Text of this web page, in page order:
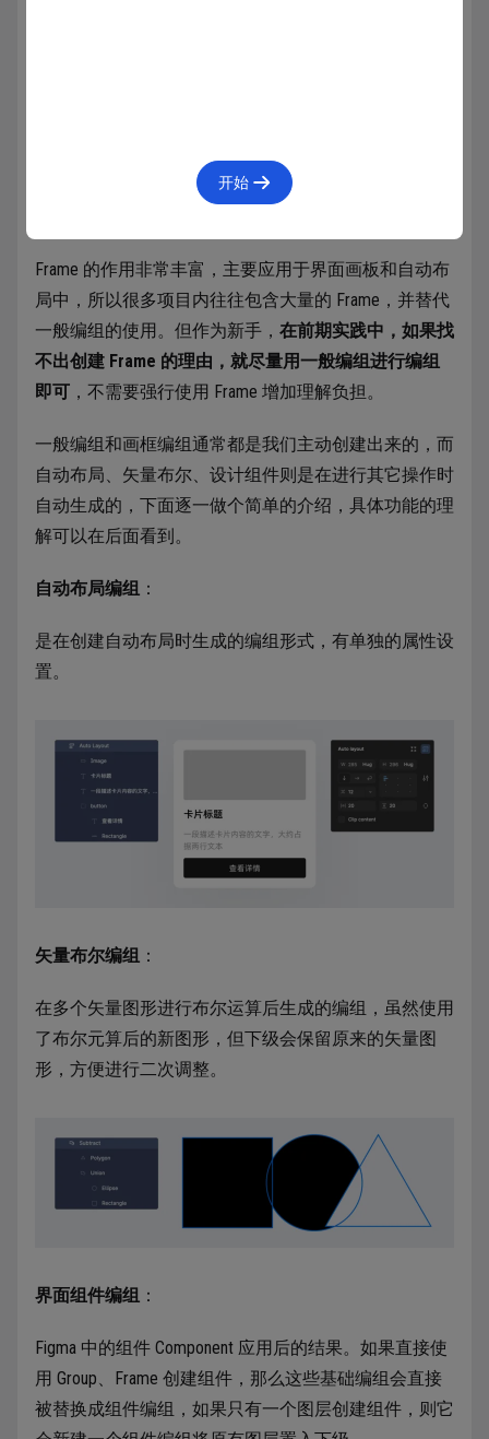
名字，如果 Frame 置入其它 Frame 内，则名字会被隐
藏。而一般编组的名字则完全不会在画布中显示出
Frame 的作用非常丰富，主要应用于界面画板和自动布
局中，所以很多项目内往往包含大量的 Frame，并替代
一般编组的使用。但作为新手， 在前期实践中，如果找
不出创建 Frame 的理由，就尽量用一般编组进行编组
即可 ，不需要强行使用 Frame 增加理解负担。
一般编组和画框编组通常都是我们主动创建出来的，而
自动布局、矢量布尔、设计组件则是在进行其它操作时
自动生成的，下面逐一做个简单的介绍，具体功能的理
解可以在后面看到。
自动布局编组 ：
是在创建自动布局时生成的编组形式，有单独的属性设
置。
矢量布尔编组 ：
在多个矢量图形进行布尔运算后生成的编组，虽然使用
了布尔元算后的新图形，但下级会保留原来的矢量图
形，方便进行二次调整。
界面组件编组 ：
Figma 中的组件 Component 应用后的结果。如果直接使
用 Group、Frame 创建组件，那么这些基础编组会直接
被替换成组件编组，如果只有一个图层创建组件，则它
开始